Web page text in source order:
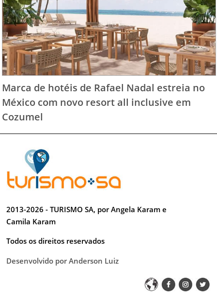
Marca de hotéis de Rafael Nadal estreia no
México com novo resort all inclusive em
Cozumel
2013-2026 - TURISMO SA, por Angela Karam e
Camila Karam
Todos os direitos reservados
Desenvolvido por Anderson Luiz